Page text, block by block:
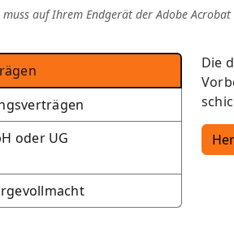
auf Ihrem Endgerät der Adobe
oder UG
Die